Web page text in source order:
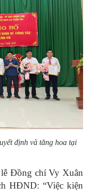
định và tăng hoa tại
Đồng chí Vy Xuân
HĐND: “Việc kiện